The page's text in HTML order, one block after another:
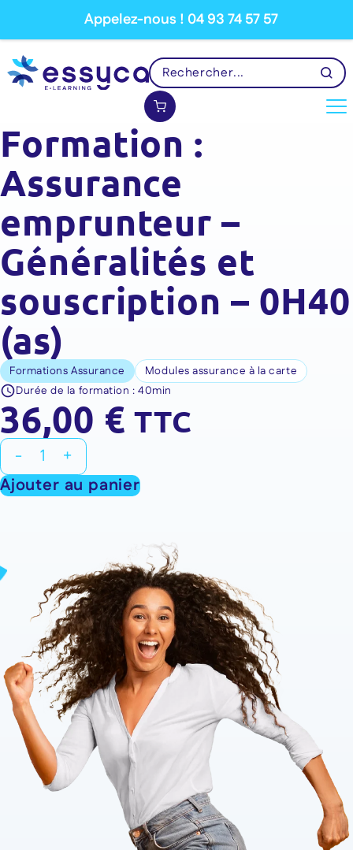
Appelez-nous ! 04 93 74 57 57
Formation :
Assurance
emprunteur –
Généralités et
souscription – 0H40
(as)
Formations Assurance
Modules assurance à la carte
Durée de la formation :40min
36,00 € TTC
-
quantité
de
Formation
Généralités
souscription
0H40
(as)
+
Ajouter au panier